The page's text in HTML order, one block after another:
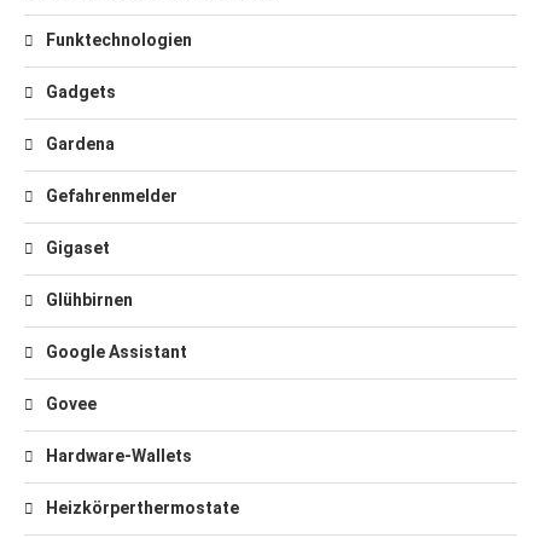
Funktechnologien
Gadgets
Gardena
Gefahrenmelder
Gigaset
Glühbirnen
Google Assistant
Govee
Hardware-Wallets
Heizkörperthermostate